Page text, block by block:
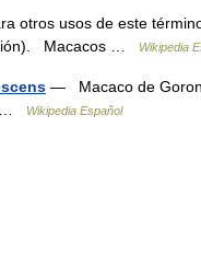
otros usos de este
Macacos …
Wikipedia
— Macaco de
…
Wikipedia Español